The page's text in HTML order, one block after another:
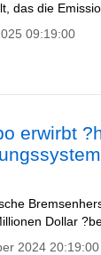
das die
09:19:00
erwirbt
Dollar
2024 20:19:00